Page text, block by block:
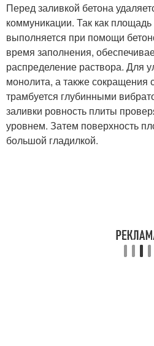
Перед заливкой бетона
коммуникации. Так как
выполняется при помощи
время заполнения,
распределение раствора. Для
монолита, а также сокращения
трамбуется глубинными
заливки ровность плиты
уровнем. Затем поверхность
большой гладилкой.